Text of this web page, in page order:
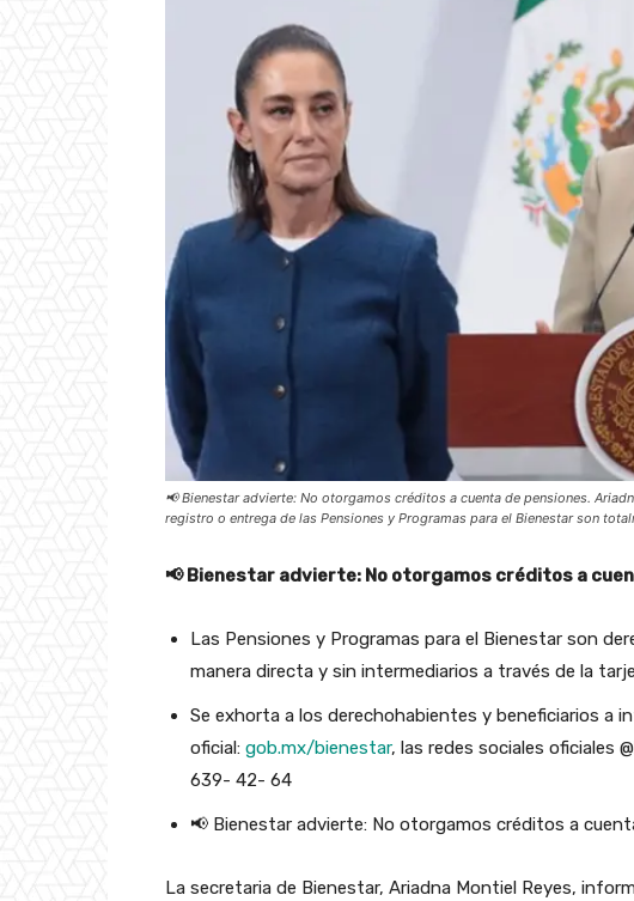
📢 Bienestar advierte: No otorgamos créditos a cuenta de pensiones.
registro o entrega de las Pensiones y Programas para el Bienestar son
📢 Bienestar advierte: No otorgamos créditos a
Las Pensiones y Programas para el Bienestar son
manera directa y sin intermediarios a través de la
Se exhorta a los derechohabientes y beneficiarios a
oficial: gob.mx/bienestar, las redes sociales oficiales
639- 42- 64
📢 Bienestar advierte: No otorgamos créditos a
La secretaria de Bienestar, Ariadna Montiel Reyes,